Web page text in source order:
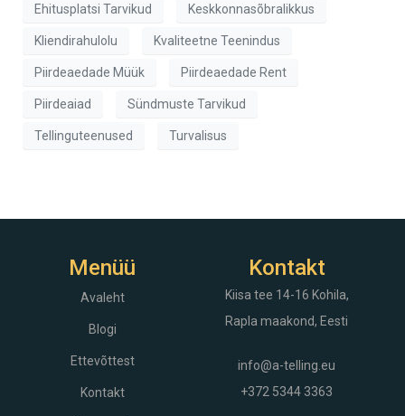
Ehitusplatsi Tarvikud Keskkonnasõbralikkus
Kliendirahulolu Kvaliteetne Teenindus
Piirdeaedade Müük Piirdeaedade Rent
Piirdeaiad Sündmuste Tarvikud
Tellinguteenused Turvalisus
Menüü
Avaleht
Blogi
Ettevõttest
Kontakt
Kontakt
Kiisa tee 14-16 Kohila,
Rapla maakond, Eesti
info@a-telling.eu
+372 5344 3363